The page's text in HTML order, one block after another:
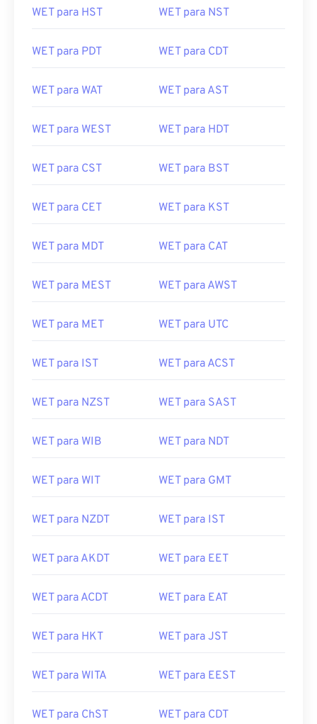
WET para HST WET para NST
WET para PDT WET para CDT
WET para WAT WET para AST
WET para WEST WET para HDT
WET para CST WET para BST
WET para CET WET para KST
WET para MDT WET para CAT
WET para MEST WET para AWST
WET para MET WET para UTC
WET para IST WET para ACST
WET para NZST WET para SAST
WET para WIB WET para NDT
WET para WIT WET para GMT
WET para NZDT WET para IST
WET para AKDT WET para EET
WET para ACDT WET para EAT
WET para HKT WET para JST
WET para WITA WET para EEST
WET para ChST WET para CDT